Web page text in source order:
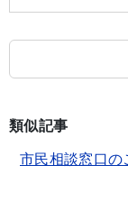
類似記事
市民相談窓口の